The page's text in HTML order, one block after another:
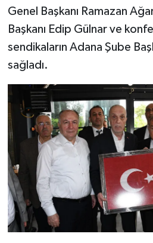
Genel Başkanı Ramazan
Başkanı Edip Gülnar ve
sendikaların Adana Şube
sağladı.